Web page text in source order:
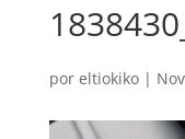
por eltiokiko|